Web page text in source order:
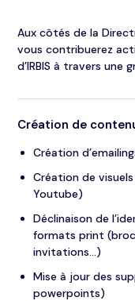
Aux côtés de la
vous contribuerez
d’IRBIS à travers
Création de
Création
Création de
Youtube)
Déclinaison de
formats print
invitations…)
Mise à jour des
powerpoints)